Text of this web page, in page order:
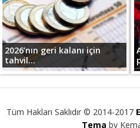
2026’nın geri kalanı için
tahvil...
Tüm Hakları Saklıdır © 2014-2017
Tema by